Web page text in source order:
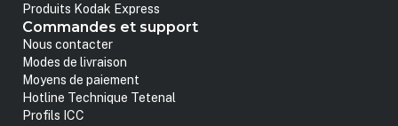
Produits Kodak Express
Commandes et support
Nous contacter
Modes de livraison
Moyens de paiement
Hotline Technique Tetenal
Profils ICC